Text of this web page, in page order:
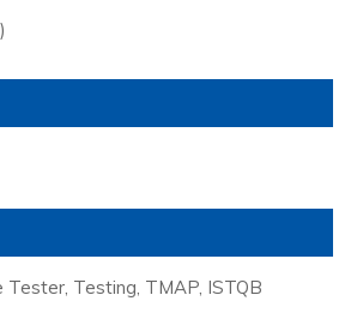
Testing, TMAP, ISTQB